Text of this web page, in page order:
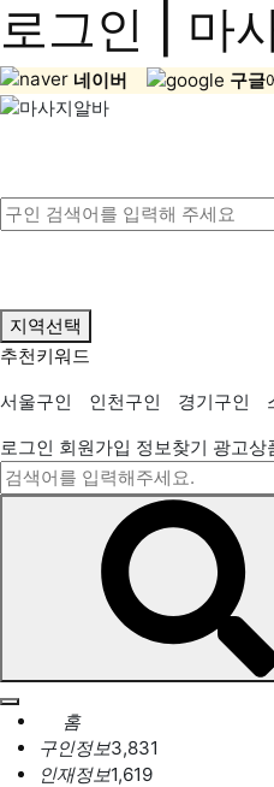
로그인 | 마
네이버 구글
지역선택
추천키워드
서울구인
인천구인 경기구인
로그인 회원가입 정보찾기 광고상
홈
구인정보3,831
인재정보1,619